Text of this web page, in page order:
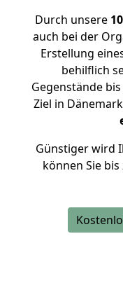
Durch unsere
auch bei der
Erstellung
behilflich
Gegenstände
Ziel in
Günstiger wird
können Sie bis